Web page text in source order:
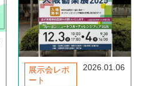
展示会レポ
ート
2026.01.06